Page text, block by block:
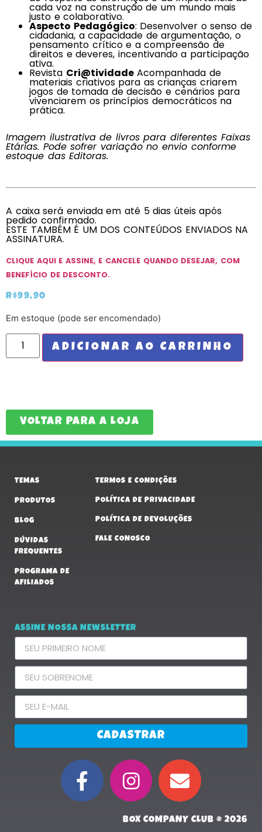
cada voz na construção de um mundo mais
justo e colaborativo.
Aspecto Pedagógico: Desenvolver o senso de
cidadania, a capacidade de argumentação, o
pensamento crítico e a compreensão de
direitos e deveres, incentivando a participação
ativa.
Revista Cri@tividadeAcompanhada de
materiais criativos para as crianças criarem
jogos de tomada de decisão e cenários para
vivenciarem os princípios democráticos na
prática.
Imagem ilustrativa de livros para diferentes Faixas
Etárias. Pode sofrer variação no envio conforme
estoque das Editoras.
A caixa será enviada em até 5 dias úteis após
pedido confirmado.
ESTE TAMBÉM É UM DOS CONTEÚDOS ENVIADOS NA
ASSINATURA.
CLIQUE AQUI E ASSINE, E CANCELE QUANDO DESEJAR, COM
BENEFÍCIO DE DESCONTO.
R$99,90
Em estoque (pode ser encomendado)
ADICIONAR AO CARRINHO
VOLTAR PARA A LOJA
TEMAS
PRODUTOS
BLOG
DÚVIDAS
FREQUENTES
PROGRAMA DE
AFILIADOS
TERMOS E CONDIÇÕES
POLÍTICA DE PRIVACIDADE
POLÍTICA DE DEVOLUÇÕES
FALE CONOSCO
ASSINE NOSSA NEWSLETTER
CADASTRAR
BOX COMPANY CLUB ® 2026